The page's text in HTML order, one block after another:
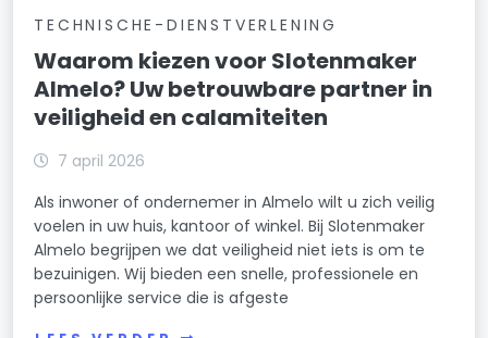
TECHNISCHE-DIENSTVERLENING
Waarom kiezen voor Slotenmaker
Almelo? Uw betrouwbare partner in
veiligheid en calamiteiten
7 april 2026
Als inwoner of ondernemer in Almelo wilt u zich veilig
voelen in uw huis, kantoor of winkel. Bij Slotenmaker
Almelo begrijpen we dat veiligheid niet iets is om te
bezuinigen. Wij bieden een snelle, professionele en
persoonlijke service die is afgeste